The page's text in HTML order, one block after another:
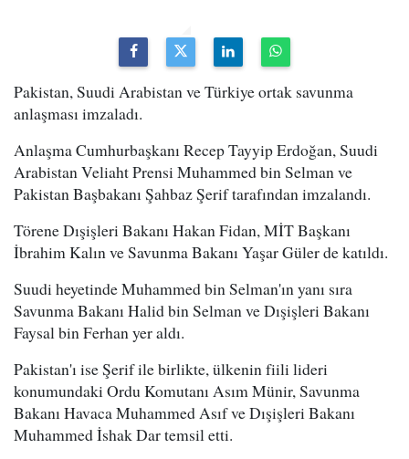
Pakistan, Suudi Arabistan ve Türkiye ortak savunma
anlaşması imzaladı.
Anlaşma Cumhurbaşkanı Recep Tayyip Erdoğan, Suudi
Arabistan Veliaht Prensi Muhammed bin Selman ve
Pakistan Başbakanı Şahbaz Şerif tarafından imzalandı.
Törene Dışişleri Bakanı Hakan Fidan, MİT Başkanı
İbrahim Kalın ve Savunma Bakanı Yaşar Güler de katıldı.
Suudi heyetinde Muhammed bin Selman'ın yanı sıra
Savunma Bakanı Halid bin Selman ve Dışişleri Bakanı
Faysal bin Ferhan yer aldı.
Pakistan'ı ise Şerif ile birlikte, ülkenin fiili lideri
konumundaki Ordu Komutanı Asım Münir, Savunma
Bakanı Havaca Muhammed Asıf ve Dışişleri Bakanı
Muhammed İshak Dar temsil etti.